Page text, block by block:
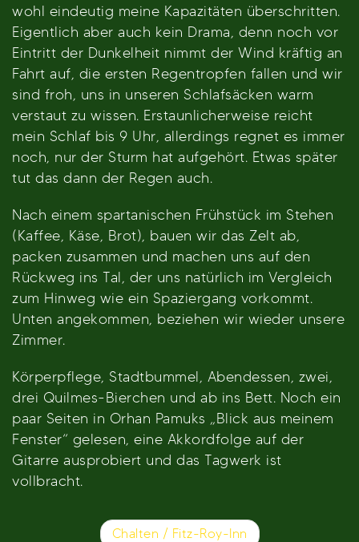
wohl eindeutig meine Kapazitäten überschritten.
Eigentlich aber auch kein Drama, denn noch vor
Eintritt der Dunkelheit nimmt der Wind kräftig an
Fahrt auf, die ersten Regentropfen fallen und wir
sind froh, uns in unseren Schlafsäcken warm
verstaut zu wissen. Erstaunlicherweise reicht
mein Schlaf bis 9 Uhr, allerdings regnet es immer
noch, nur der Sturm hat aufgehört. Etwas später
tut das dann der Regen auch.
Nach einem spartanischen Frühstück im Stehen
(Kaffee, Käse, Brot), bauen wir das Zelt ab,
packen zusammen und machen uns auf den
Rückweg ins Tal, der uns natürlich im Vergleich
zum Hinweg wie ein Spaziergang vorkommt.
Unten angekommen, beziehen wir wieder unsere
Zimmer.
Körperpflege, Stadtbummel, Abendessen, zwei,
drei Quilmes-Bierchen und ab ins Bett. Noch ein
paar Seiten in Orhan Pamuks „Blick aus meinem
Fenster“ gelesen, eine Akkordfolge auf der
Gitarre ausprobiert und das Tagwerk ist
vollbracht.
Beitragsnavigation
Chalten / Fitz-Roy-Inn